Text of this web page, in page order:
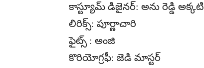
కాస్ట్యూమ్ డిజైనర్: అను రెడ్డి అక్కటి
లిరిక్స్: పూర్ణాచారి
ఫైట్స్ : అంజి
కొరియోగ్రఫీ: జెడి మాస్టర్